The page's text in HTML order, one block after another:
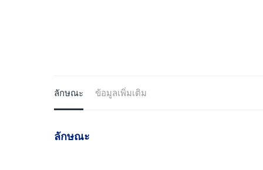
ลักษณะ ข้อมูลเพิ่มเติม
ลักษณะ